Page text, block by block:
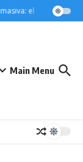
el gobierno de
Main Menu